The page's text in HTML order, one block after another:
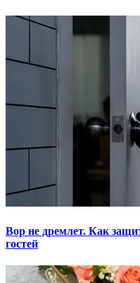
Вор не дремлет. Как
гостей